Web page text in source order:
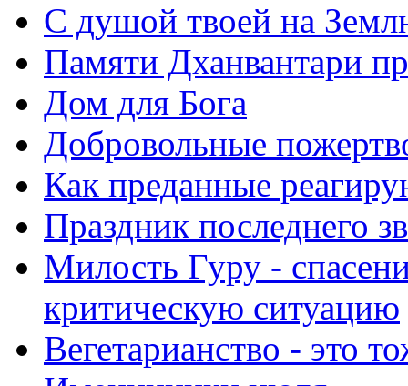
С душой твоей на
Памяти Дханвантари
Дом для Бога
Добровольные
Как преданные
Праздник последнего
Милость Гуру -
критическую ситуацию
Вегетарианство - это